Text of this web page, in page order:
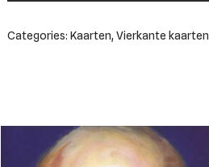
Categories: Kaarten, Vierkante kaarten